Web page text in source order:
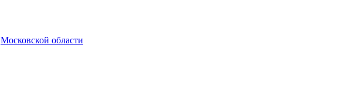
Московской области